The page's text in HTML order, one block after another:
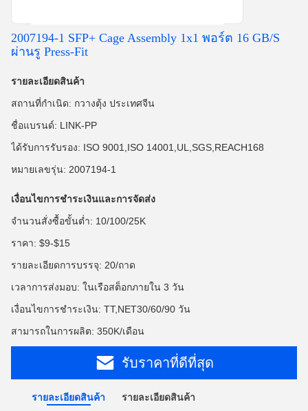
2007194-1 SFP+ Cage Assembly 1x1 พอร์ต 16 GB/S
ผ่านรู Press-Fit
รายละเอียดสินค้า
สถานที่กำเนิด: กวางตุ้ง ประเทศจีน
ชื่อแบรนด์: LINK-PP
ได้รับการรับรอง: ISO 9001,ISO 14001,UL,SGS,REACH168
หมายเลขรุ่น: 2007194-1
เงื่อนไขการชำระเงินและการจัดส่ง
จำนวนสั่งซื้อขั้นต่ำ: 10/100/25K
ราคา: $9-$15
รายละเอียดการบรรจุ: 20/ถาด
เวลาการส่งมอบ: ในเรือสต็อกภายใน 3 วัน
เงื่อนไขการชำระเงิน: TT,NET30/60/90 วัน
สามารถในการผลิต: 350K/เดือน
รับราคาที่ดีที่สุด
รายละเอียดสินค้า รายละเอียดสินค้า